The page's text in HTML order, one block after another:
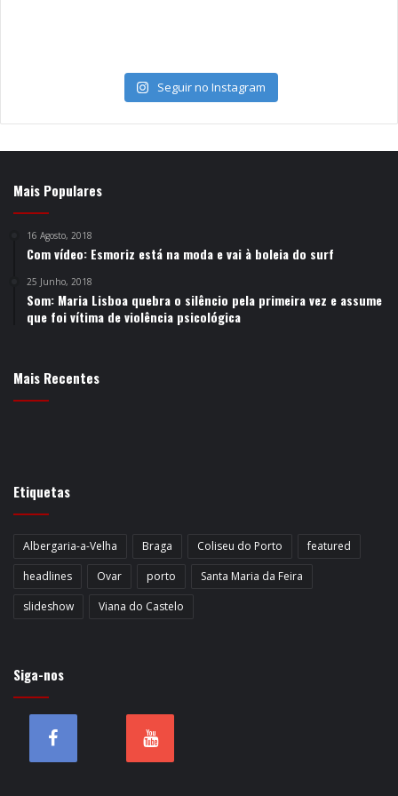
Câmara Municipal de Aveiro
Seguir no Instagram
Mais Populares
16 Agosto, 2018
Com vídeo: Esmoriz está na moda e vai à boleia do surf
25 Junho, 2018
Som: Maria Lisboa quebra o silêncio pela primeira vez e assume
que foi vítima de violência psicológica
Mais Recentes
Etiquetas
Albergaria-a-Velha Braga Coliseu do Porto
featured
headlines
Ovar porto
Santa Maria da Feira
slideshow
Viana do Castelo
Siga-nos